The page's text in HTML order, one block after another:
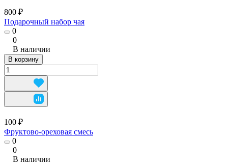
800 ₽
Подарочный набор чая
0
0
В наличии
В корзину
100 ₽
Фруктово-ореховая смесь
0
0
В наличии